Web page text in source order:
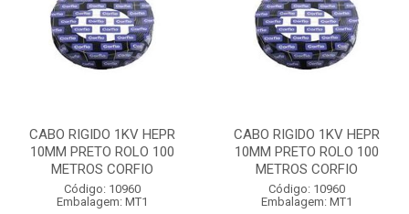
CABO RIGIDO 1KV HEPR
10MM PRETO ROLO 100
METROS CORFIO
Código: 10960
Embalagem: MT1
CABO RIGIDO 1KV HEPR
10MM PRETO ROLO 100
METROS CORFIO
Código: 10960
Embalagem: MT1